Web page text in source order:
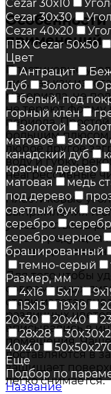
применений
Пластиковые
вид, так как
материала, не
не теряют форму
периода.
большим плюсом,
любое другое
воду и губку,
неагрессивные
Пластиковые
выпрямления и
углов и стыков
такая продукция
декорации
Для того чтобы
современных
стали
различных
вписывались в
помещения.
доставляются в
защищает
легко снимается.
Cezar 30х10
Cezar 30х30
Cezar 40х20
ПВХ Cezar 50х50
Цвет
Антрацит
Дуб
Золото
белый, под
горный клен
золотой
матовое
золото
канадский дуб
красное дерево
матовая
медь
под дерево
светлый бук
серебро
серебро черное
брашированный
темно-серый
Размер, мм
4х16
5х17
15х15
19х19
20х30
20х40
28х28
40х40
Еще
Подбор по
Название